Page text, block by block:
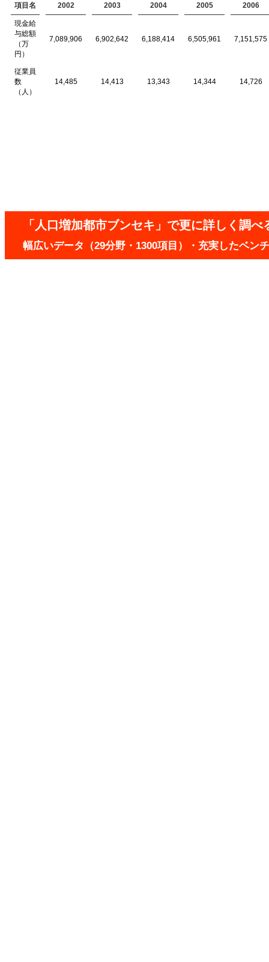
項目名 2002 2003 2004 2005 2006
現金給
与総額
（万
円）
7,089,906 6,902,642 6,188,414 6,505,961 7,151,575
従業員
数
（人）
14,485 14,413 13,343 14,344 14,726
「人口増加都市ブンセキ」で更に詳しく調べ
幅広いデータ（29分野・1300項目）・充実したベン